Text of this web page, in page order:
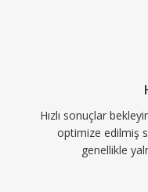
Hızlı sonuçlar
optimize edilmiş
genellikle